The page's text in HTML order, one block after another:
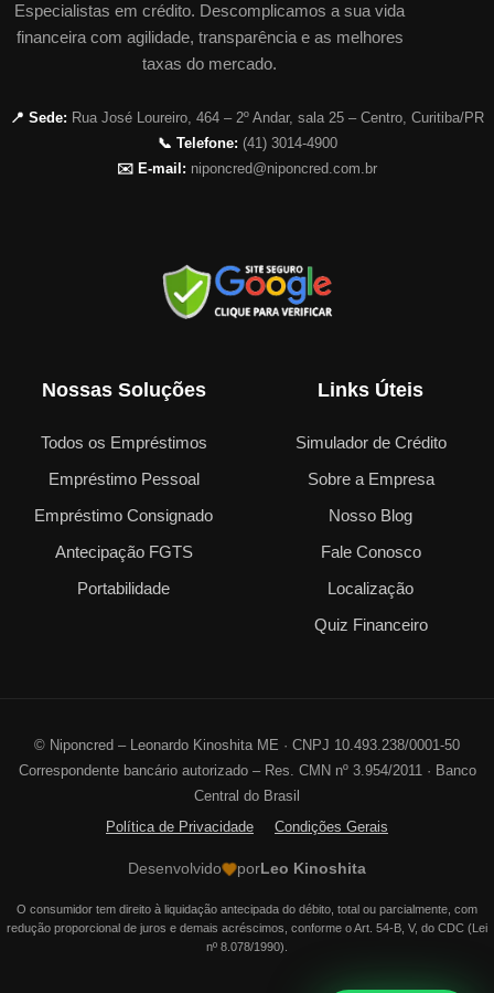
Especialistas em crédito. Descomplicamos a sua vida
financeira com agilidade, transparência e as melhores
taxas do mercado.
📍 Sede: Rua José Loureiro, 464 – 2º Andar, sala 25 – Centro, Curitiba/PR
📞 Telefone: (41) 3014-4900
✉️ E-mail: niponcred@niponcred.com.br
Nossas Soluções
Todos os Empréstimos
Empréstimo Pessoal
Empréstimo Consignado
Antecipação FGTS
Portabilidade
Links Úteis
Simulador de Crédito
Sobre a Empresa
Nosso Blog
Fale Conosco
Localização
Quiz Financeiro
© Niponcred – Leonardo Kinoshita ME · CNPJ 10.493.238/0001-50
Correspondente bancário autorizado – Res. CMN nº 3.954/2011 · Banco
Central do Brasil
Política de Privacidade
Condições Gerais
Desenvolvido por Leo Kinoshita
O consumidor tem direito à liquidação antecipada do débito, total ou parcialmente, com
redução proporcional de juros e demais acréscimos, conforme o Art. 54-B, V, do CDC (Lei
nº 8.078/1990).